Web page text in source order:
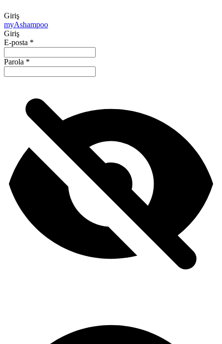
Giriş
myAshampoo
Giriş
E-posta *
Parola *